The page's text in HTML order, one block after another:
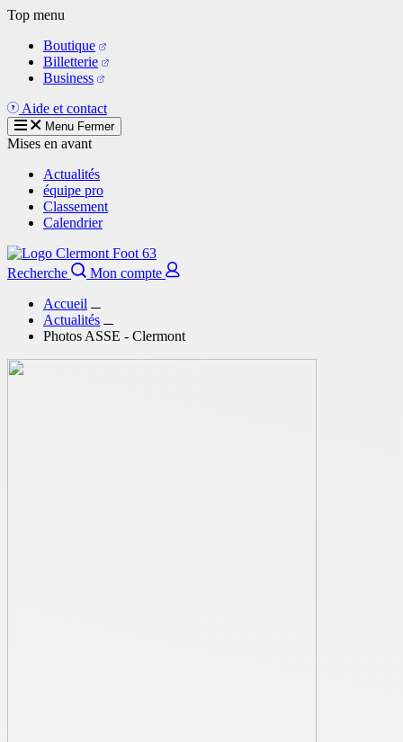
Aller
contenu
principal
Top menu
Boutique
Billetterie
Business
Aide et contact
Menu Fermer
Mises en avant
Actualités
équipe pro
Classement
Calendrier
Recherche
Mon compte
Accueil
Actualités
Photos ASSE - Clermont